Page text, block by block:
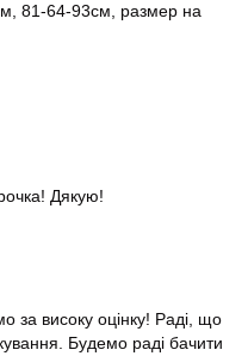
81-64-93см, размер на
Дякую!
за високу оцінку! Раді, що
Будемо раді бачити